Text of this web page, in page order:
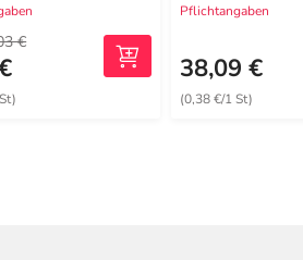
€
Pflichtangaben
38,09 €
(0,38 €/1 St)